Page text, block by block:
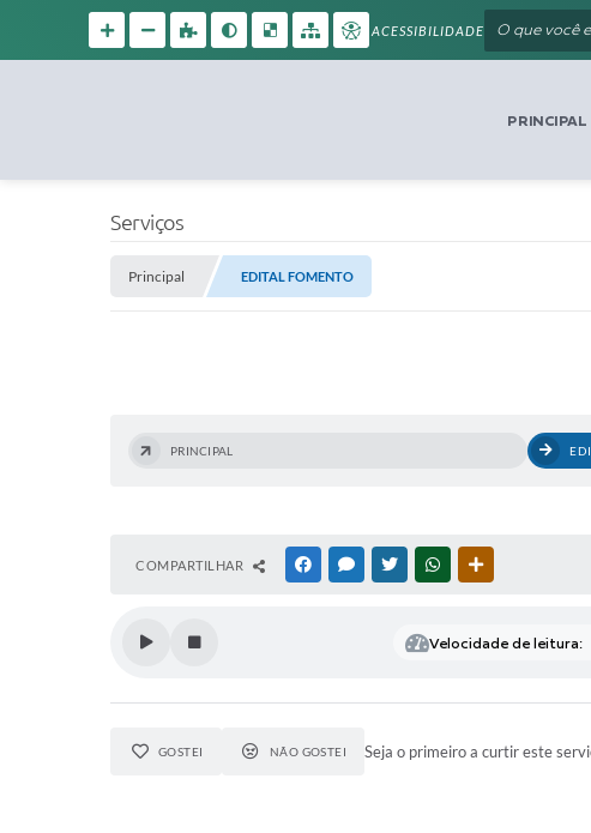
ACESSIBILIDADE
PRINCIPAL
Serviços
Principal EDITAL FOMENTO
PRINCIPAL
COMPARTILHAR FACEBOOKMESSENGER
TWITTERWHATSAPP
Velocidade de leitura:
GOSTEI NÃO GOSTEI Seja o primeiro a curtir este